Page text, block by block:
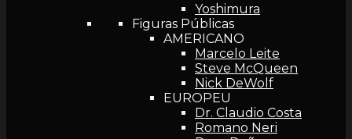
Yoshimura
Figuras Públicas
AMERICANO
Marcelo Leite
Steve McQueen
Nick DeWolf
EUROPEU
Dr. Claudio Costa
Romano Neri